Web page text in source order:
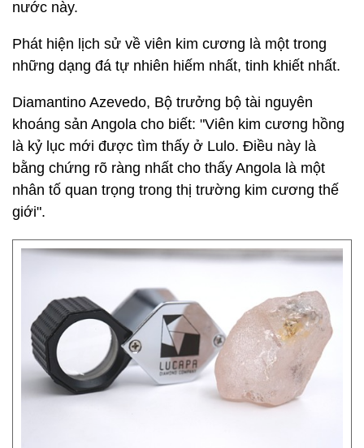
nước này.
Phát hiện lịch sử về viên kim cương là một trong
những dạng đá tự nhiên hiếm nhất, tinh khiết nhất.
Diamantino Azevedo, Bộ trưởng bộ tài nguyên
khoáng sản Angola cho biết: "Viên kim cương hồng
là kỷ lục mới được tìm thấy ở Lulo. Điều này là
bằng chứng rõ ràng nhất cho thấy Angola là một
nhân tố quan trọng trong thị trường kim cương thế
giới".